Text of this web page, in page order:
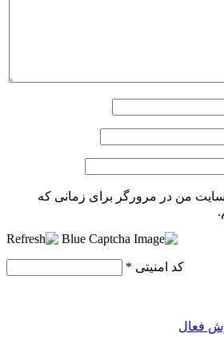
من در مرورگر برای زمانی که
کد امنیتی *